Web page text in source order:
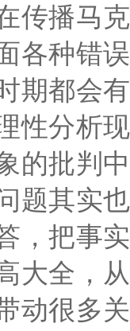
传播马
各种错
期都会
性分析
的批判
题其实
，把事
大全，
动很多